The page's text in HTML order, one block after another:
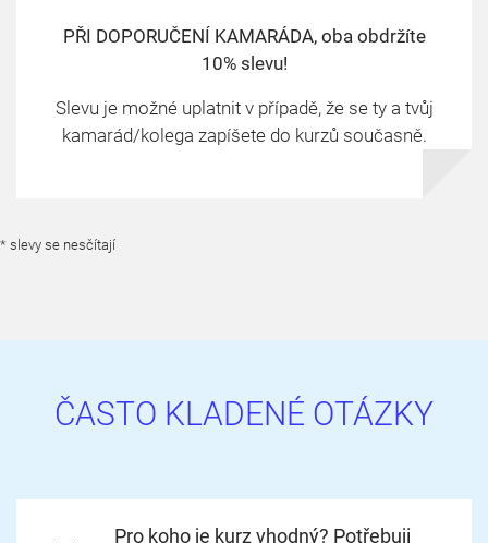
PŘI DOPORUČENÍ KAMARÁDA, oba obdržíte
10% slevu!
Slevu je možné uplatnit v případě, že se ty a tvůj
kamarád/kolega zapíšete do kurzů současně.
* slevy se nesčítají
ČASTO KLADENÉ OTÁZKY
Pro koho je kurz vhodný? Potřebuji